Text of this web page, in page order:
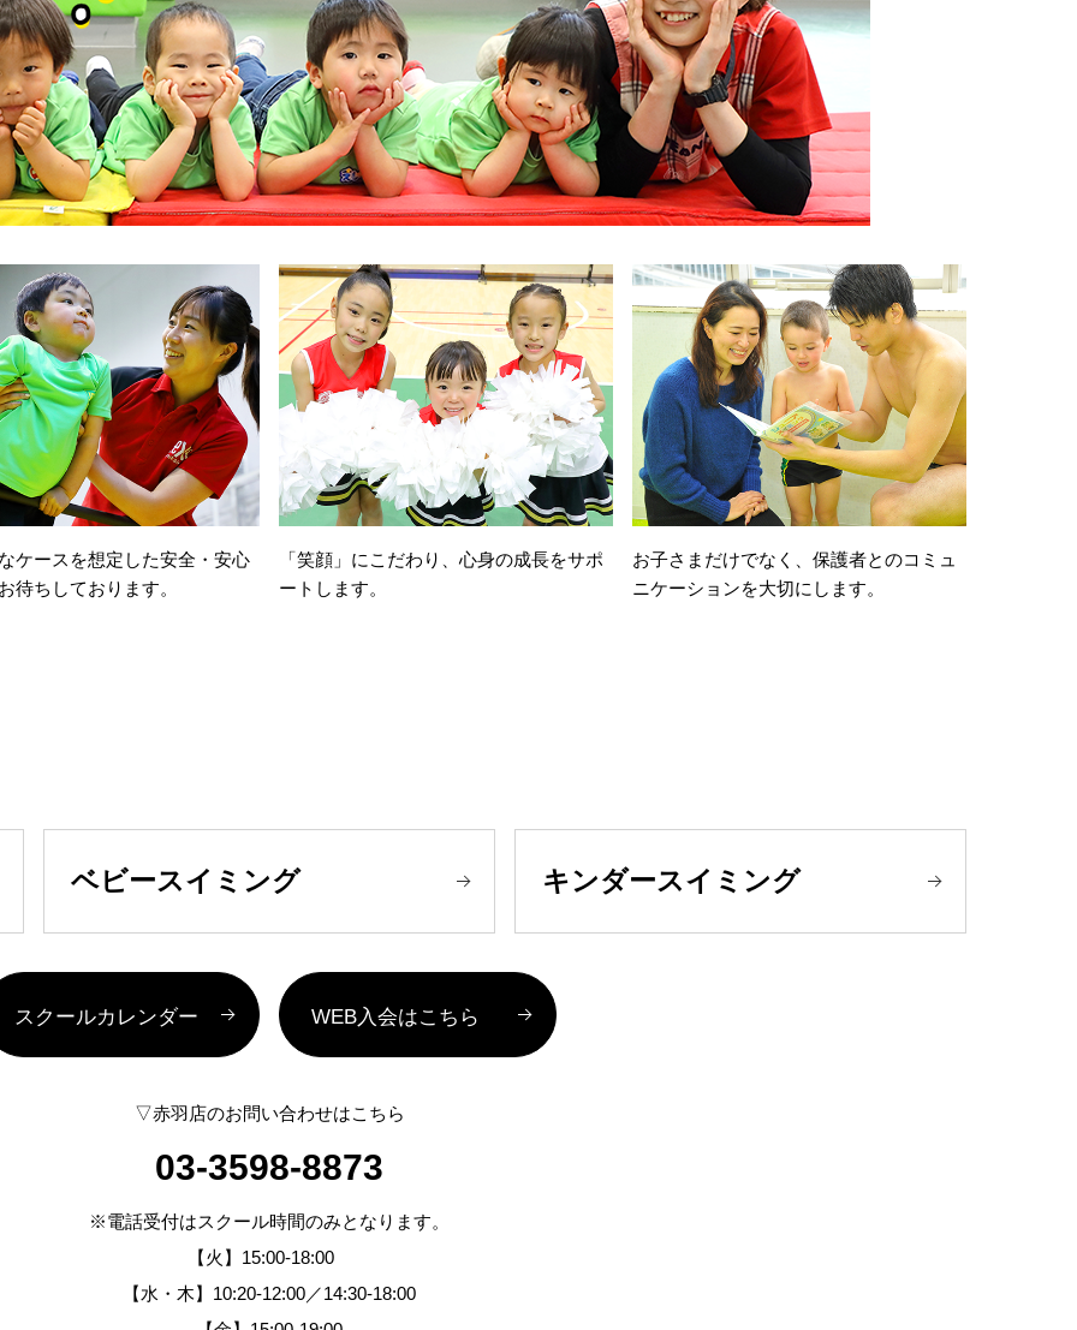
ケースを想定した安全・安心
待ちしております。
「笑顔」にこだわり、心身の成長をサポ
ートします。
お子さまだけでなく、保護者とのコミュ
ニケーションを大切にします。
ベビースイミング キンダースイミング
スクールカレンダー WEB入会はこちら
▽赤羽店のお問い合わせはこちら
03-3598-8873
※電話受付はスクール時間のみとなります。
【火】15:00-18:00
【水・木】10:20-12:00／14:30-18:00